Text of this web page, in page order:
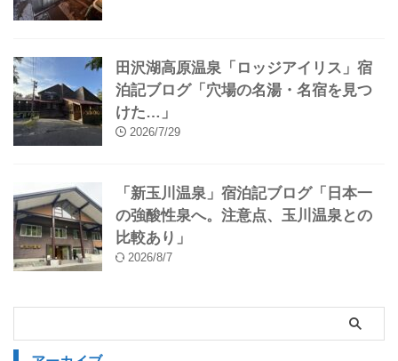
田沢湖高原温泉「ロッジアイリス」宿
泊記ブログ「穴場の名湯・名宿を見つ
けた…」
2026/7/29
「新玉川温泉」宿泊記ブログ「日本一
の強酸性泉へ。注意点、玉川温泉との
比較あり」
2026/8/7